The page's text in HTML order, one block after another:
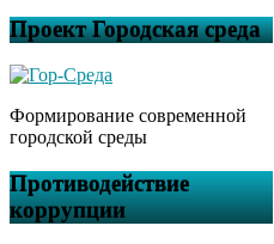
Проект Городская среда
Формирование современной
городской среды
Противодействие
коррупции